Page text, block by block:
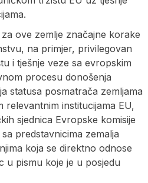
ove zemlje značajne korake
na primjer, privilegovan
i tješnje veze sa evropskim
procesu donošenja
statusa posmatrača zemljama
relevantnim institucijama EU,
sjednica Evropske komisije
predstavnicima zemalja
koja se direktno odnose
u pismu koje je u posjedu